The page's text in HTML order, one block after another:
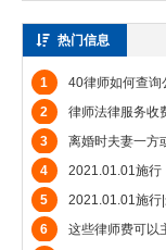
热门信息
1
40律师如何查询
2
律师法律服务收
3
离婚时夫妻一方
4
2021.01.01施行
5
2021.01.01施行|最高人
6
这些律师费可以